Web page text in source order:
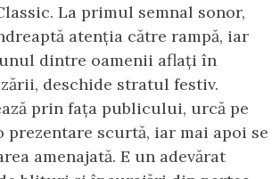
La primul semnal sonor,
atenția către rampă, iar
dintre oamenii aflați în
deschide stratul festiv.
prin fața publicului, urcă pe
prezentare scurtă, iar mai apoi se
amenajată. E un adevărat